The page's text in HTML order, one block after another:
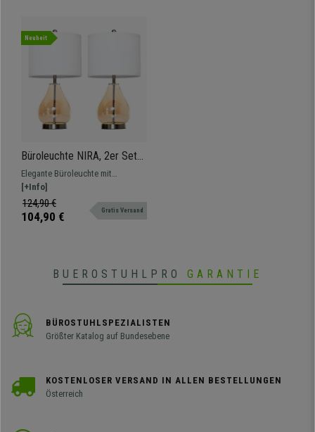
Neuheit
Büroleuchte NIRA, 2er Set
Moderne Tischlampen mit
Stoffschirm in Leinenoptik Ø
30 x 56 cm, Weiß
Elegante Büroleuchte mit
modernem Stoffschirm in
Leinenoptik für eine angenehme
und stilvolle Beleuchtung im
[+Info]
124,90 €
104,90 € Gratis Versand
BUEROSTUHLPRO GARANTIE
BÜROSTUHLSPEZIALISTEN
Größter Katalog auf Bundesebene
KOSTENLOSER VERSAND IN ALLEN BESTELLUNGEN
Österreich